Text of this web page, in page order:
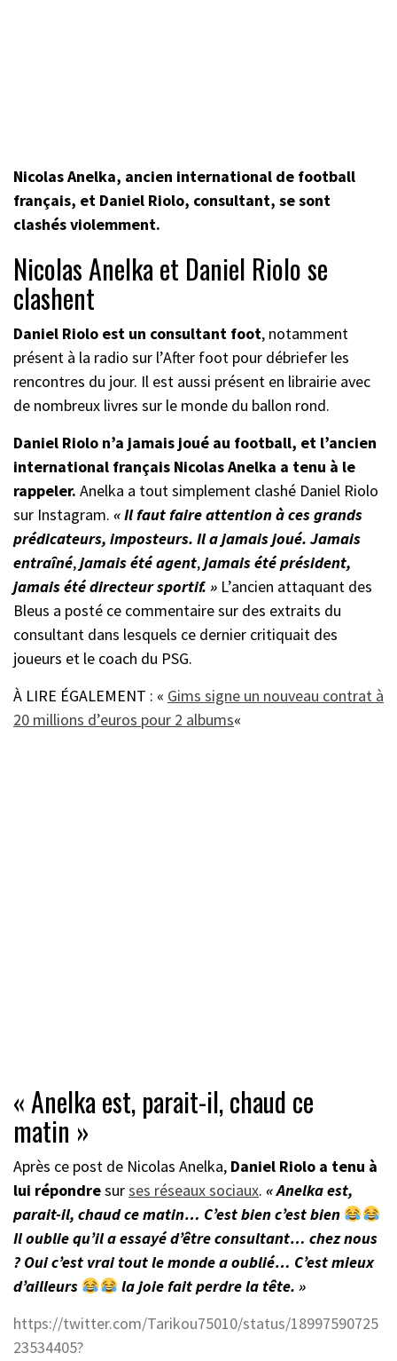
Nicolas Anelka, ancien international de football
français, et Daniel Riolo, consultant, se sont
clashés violemment.
Nicolas Anelka et Daniel Riolo se
clashent
Daniel Riolo est un consultant foot, notamment
présent à la radio sur l’After foot pour débriefer les
rencontres du jour. Il est aussi présent en librairie avec
de nombreux livres sur le monde du ballon rond.
Daniel Riolo n’a jamais joué au football, et l’ancien
international français Nicolas Anelka a tenu à le
rappeler. Anelka a tout simplement clashé Daniel Riolo
sur Instagram. « Il faut faire attention à ces grands
prédicateurs, imposteurs. Il a jamais joué. Jamais
entraîné,jamais été agent,jamais été président,
jamais été directeur sportif. » L’ancien attaquant des
Bleus a posté ce commentaire sur des extraits du
consultant dans lesquels ce dernier critiquait des
joueurs et le coach du PSG.
À LIRE ÉGALEMENT : « Gims signe un nouveau contrat à
20 millions d’euros pour 2 albums«
« Anelka est, parait-il, chaud ce
matin »
Après ce post de Nicolas Anelka, Daniel Riolo a tenu à
lui répondresurses réseaux sociaux. « Anelka est,
parait-il, chaud ce matin… C’est bien c’est bien
Il oublie qu’il a essayé d’être consultant… chez nous
? Oui c’est vrai tout le monde a oublié… C’est mieux
d’ailleurs
la joie fait perdre la tête. »
https://twitter.com/Tarikou75010/status/18997590725
23534405?